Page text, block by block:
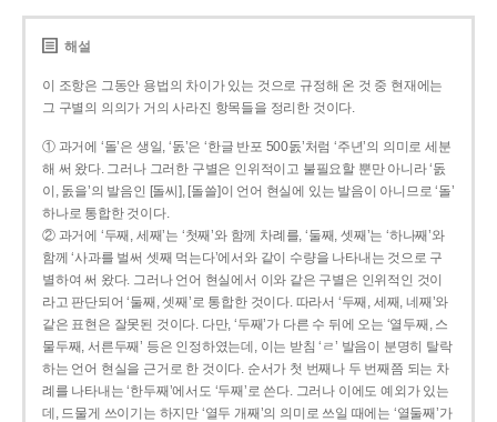
해설
이 조항은 그동안 용법의 차이가 있는 것으로 규정해 온 것 중 현재에는
그 구별의 의의가 거의 사라진 항목들을 정리한 것이다.
① 과거에 ‘돌’은 생일, ‘돐’은 ‘한글 반포 500돐’처럼 ‘주년’의 의미로 세분
해 써 왔다. 그러나 그러한 구별은 인위적이고 불필요할 뿐만 아니라 ‘돐
이, 돐을’의 발음인 [돌씨], [돌쓸]이 언어 현실에 있는 발음이 아니므로 ‘돌’
하나로 통합한 것이다.
② 과거에 ‘두째, 세째’는 ‘첫째’와 함께 차례를, ‘둘째, 셋째’는 ‘하나째’와
함께 ‘사과를 벌써 셋째 먹는다’에서와 같이 수량을 나타내는 것으로 구
별하여 써 왔다. 그러나 언어 현실에서 이와 같은 구별은 인위적인 것이
라고 판단되어 ‘둘째, 셋째’로 통합한 것이다. 따라서 ‘두째, 세째, 네째’와
같은 표현은 잘못된 것이다. 다만, ‘두째’가 다른 수 뒤에 오는 ‘열두째, 스
물두째, 서른두째’ 등은 인정하였는데, 이는 받침 ‘ㄹ’ 발음이 분명히 탈락
하는 언어 현실을 근거로 한 것이다. 순서가 첫 번째나 두 번째쯤 되는 차
례를 나타내는 ‘한두째’에서도 ‘두째’로 쓴다. 그러나 이에도 예외가 있는
데, 드물게 쓰이기는 하지만 ‘열두 개째’의 의미로 쓰일 때에는 ‘열둘째’가